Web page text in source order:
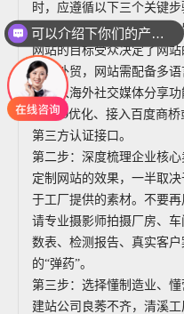
时，应遵循以下三个关键步
第一步：明确定位，是做内
网站的目标受众决定了网
主打外贸，网站需配备多语
并融入海外社交媒体分享
度SEO优化、接入百度商
第三方认证接口。
第二步：深度梳理企业核
定制网站的效果，一半取
于工厂提供的素材。不要再
请专业摄影师拍摄厂房、
数表、检测报告、真实客
的“弹药”。
第三步：选择懂制造业、
建站公司良莠不齐，清溪
可以介绍下你们的产品么
你们是怎么收费的呢